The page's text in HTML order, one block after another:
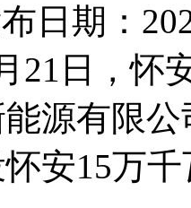
日期：
21日，怀
源有限
安15万